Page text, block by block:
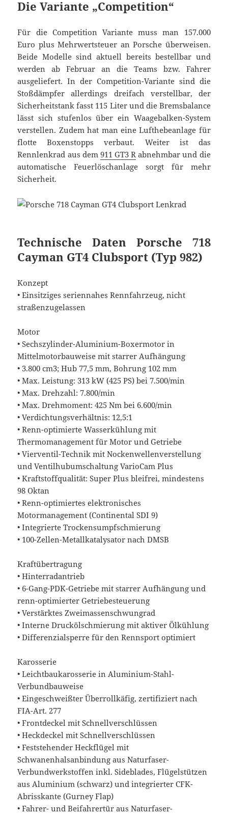
Die Variante „Competition“
Für die Competition Variante muss man 157.000
Euro plus Mehrwertsteuer an Porsche überweisen.
Beide Modelle sind aktuell bereits bestellbar und
werden ab Februar an die Teams bzw. Fahrer
ausgeliefert. In der Competition-Variante sind die
Stoßdämpfer allerdings dreifach verstellbar, der
Sicherheitstank fasst 115 Liter und die Bremsbalance
lässt sich stufenlos über ein Waagebalken-System
verstellen. Zudem hat man eine Lufthebeanlage für
flotte Boxenstopps verbaut. Weiter ist das
Rennlenkrad aus dem 911 GT3 R abnehmbar und die
automatische Feuerlöschanlage sorgt für mehr
Sicherheit.
Technische Daten Porsche 718
Cayman GT4 Clubsport (Typ 982)
Konzept
• Einsitziges seriennahes Rennfahrzeug, nicht
straßenzugelassen
Motor
• Sechszylinder-Aluminium-Boxermotor in
Mittelmotorbauweise mit starrer Aufhängung
• 3.800 cm3; Hub 77,5 mm, Bohrung 102 mm
• Max. Leistung: 313 kW (425 PS) bei 7.500/min
• Max. Drehzahl: 7.800/min
• Max. Drehmoment: 425 Nm bei 6.600/min
• Verdichtungsverhältnis: 12,5:1
• Renn-optimierte Wasserkühlung mit
Thermomanagement für Motor und Getriebe
• Vierventil-Technik mit Nockenwellenverstellung
und Ventilhubumschaltung VarioCam Plus
• Kraftstoffqualität: Super Plus bleifrei, mindestens
98 Oktan
• Renn-optimiertes elektronisches
Motormanagement (Continental SDI 9)
• Integrierte Trockensumpfschmierung
• 100-Zellen-Metallkatalysator nach DMSB
Kraftübertragung
• Hinterradantrieb
• 6-Gang-PDK-Getriebe mit starrer Aufhängung und
renn-optimierter Getriebesteuerung
• Verstärktes Zweimassenschwungrad
• Interne Druckölschmierung mit aktiver Ölkühlung
• Differenzialsperre für den Rennsport optimiert
Karosserie
• Leichtbaukarosserie in Aluminium-Stahl-
Verbundbauweise
• Eingeschweißter Überrollkäfig, zertifiziert nach
FIA-Art. 277
• Frontdeckel mit Schnellverschlüssen
• Heckdeckel mit Schnellverschlüssen
• Feststehender Heckflügel mit
Schwanenhalsanbindung aus Naturfaser-
Verbundwerkstoffen inkl. Sideblades, Flügelstützen
aus Aluminium (schwarz) und integrierter CFK-
Abrisskante (Gurney Flap)
• Fahrer- und Beifahrertür aus Naturfaser-